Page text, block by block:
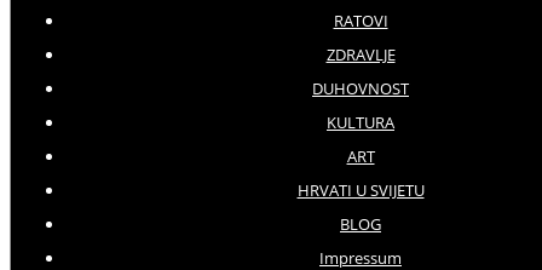
RATOVI
ZDRAVLJE
DUHOVNOST
KULTURA
ART
HRVATI U SVIJETU
BLOG
Impressum
Riječki "Hod za slobodu" protivi
se jačanju konzervativizma i
pokušajima ograničavanju prava
manjina